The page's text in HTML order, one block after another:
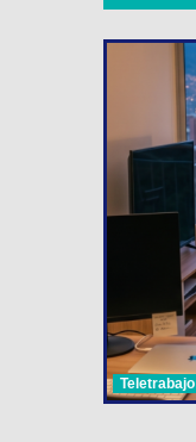
Teletrabajo